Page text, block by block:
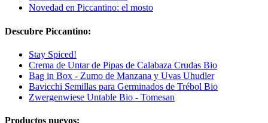
Novedad en Piccantino: el mosto
Descubre Piccantino:
Stay Spiced!
Crema de Untar de Pipas de Calabaza Crudas Bio
Bag in Box - Zumo de Manzana y Uvas Uhudler
Bavicchi Semillas para Germinados de Trébol Bio
Zwergenwiese Untable Bio - Tomesan
Productos nuevos: